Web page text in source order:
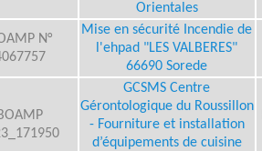
Orientales
N°
Mise en sécurité Incendie de
l'ehpad "LES VALBERES"
66690 Sorede
GCSMS Centre
Gérontologique du Roussillon
- Fourniture et installation
d’équipements de cuisine